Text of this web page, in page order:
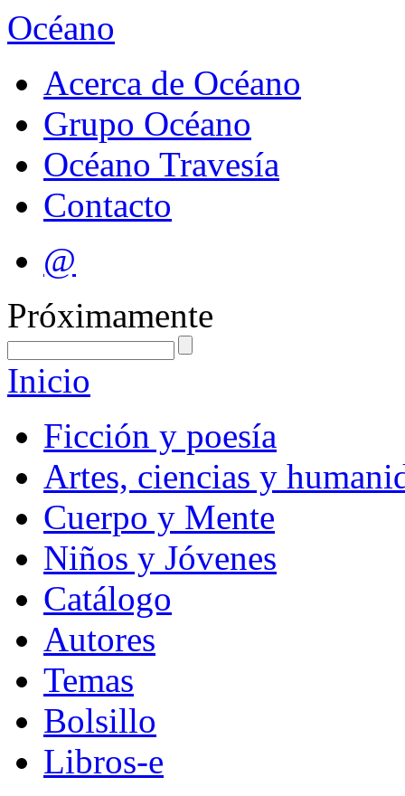
Océano
Acerca de Océano
Grupo Océano
Océano Travesía
Contacto
@
Próximamente
Inicio
Ficción y poesía
Artes, ciencias y
Cuerpo y Mente
Niños y Jóvenes
Catálogo
Autores
Temas
Bolsillo
Libros-e